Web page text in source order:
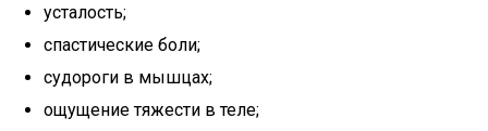
усталость;
спастические боли;
судороги в мышцах;
ощущение тяжести в теле;